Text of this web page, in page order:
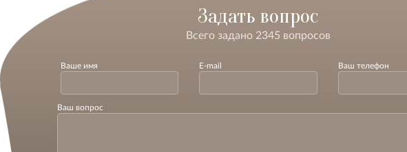
Задать вопрос
Всего задано 2345 вопросов
Ваше имя E-mail Ваш телефон
Ваш вопрос